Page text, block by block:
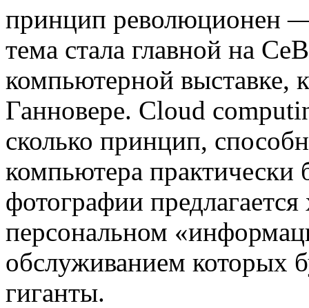
принцип революционен
тема стала главной на
компьютерной выставке,
Ганновере. Cloud
сколько принцип,
компьютера
фотографии
персональном
обслуживанием которых
гиганты.